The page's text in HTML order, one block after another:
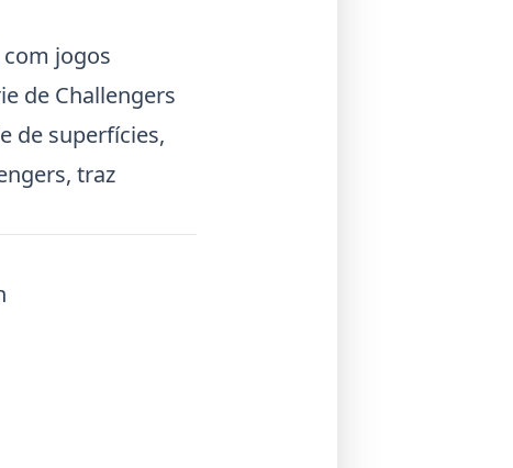
jogos
de Challengers
de superfícies,
, traz